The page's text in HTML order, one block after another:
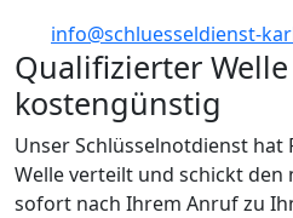
info@schluesseldienst-
Qualifizierter
kostengünstig
Unser Schlüsselnotdienst hat
Welle verteilt und schickt den
sofort nach Ihrem Anruf zu